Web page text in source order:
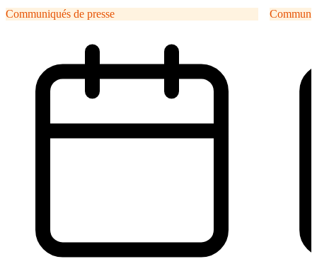
Communiqués de presse